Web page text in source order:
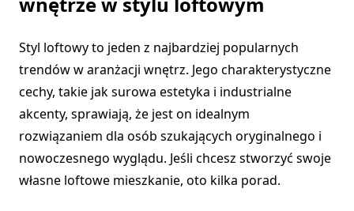
Styl loftowy to jeden z najbardziej popularnych
trendów w aranżacji wnętrz. Jego charakterystyczne
cechy, takie jak surowa estetyka i industrialne
akcenty, sprawiają, że jest on idealnym
rozwiązaniem dla osób szukających oryginalnego i
nowoczesnego wyglądu. Jeśli chcesz stworzyć swoje
własne loftowe mieszkanie, oto kilka porad.